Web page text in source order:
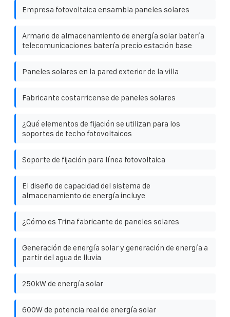
Empresa fotovoltaica ensambla paneles solares
Armario de almacenamiento de energía solar batería
telecomunicaciones batería precio estación base
Paneles solares en la pared exterior de la villa
Fabricante costarricense de paneles solares
¿Qué elementos de fijación se utilizan para los
soportes de techo fotovoltaicos
Soporte de fijación para línea fotovoltaica
El diseño de capacidad del sistema de
almacenamiento de energía incluye
¿Cómo es Trina fabricante de paneles solares
Generación de energía solar y generación de energía a
partir del agua de lluvia
250kW de energía solar
600W de potencia real de energía solar